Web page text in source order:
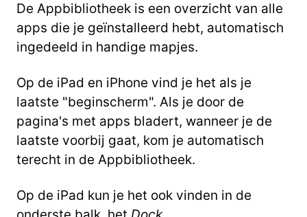
De Appbibliotheek is een overzicht van alle
apps die je geïnstalleerd hebt, automatisch
ingedeeld in handige mapjes.
Op de iPad en iPhone vind je het als je
laatste "beginscherm". Als je door de
pagina's met apps bladert, wanneer je de
laatste voorbij gaat, kom je automatisch
terecht in de Appbibliotheek.
Op de iPad kun je het ook vinden in de